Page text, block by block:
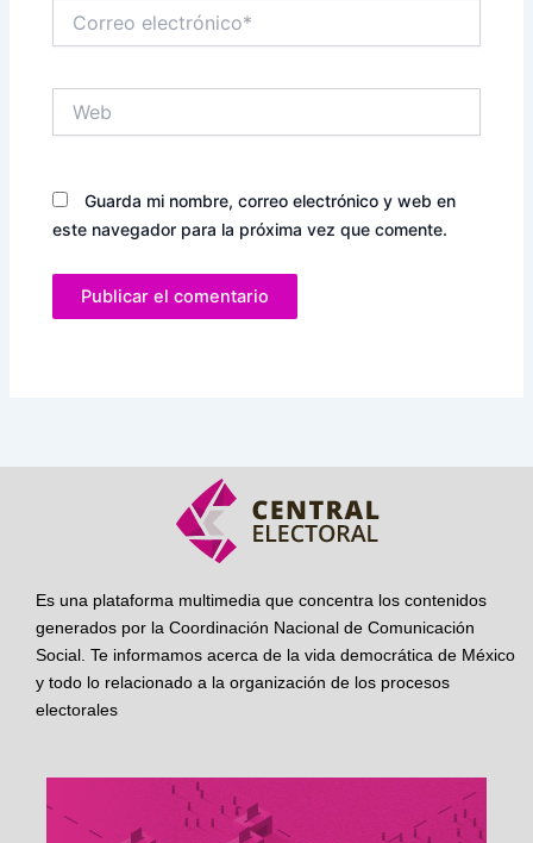
electrónico*
Guarda mi nombre, correo electrónico y web en
este navegador para la próxima vez que comente.
Es una plataforma multimedia que concentra los contenidos
generados por la Coordinación Nacional de Comunicación
Social. Te informamos acerca de la vida democrática de México
y todo lo relacionado a la organización de los procesos
electorales